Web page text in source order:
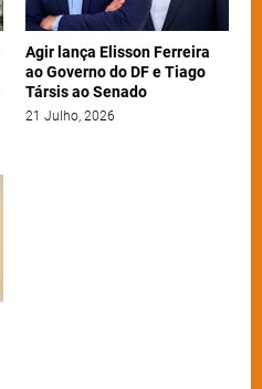
Agir lança Elisson Ferreira
ao Governo do DF e Tiago
Társis ao Senado
21 Julho, 2026